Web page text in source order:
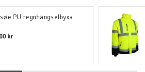
PU regnhängselbyxa
kr